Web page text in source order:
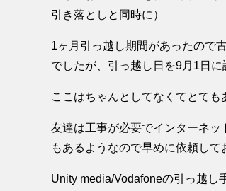
引き落としと同時に）
1ヶ月引っ越し期間があったので
でしたが、引っ越し日を9月1日
ここはちゃんとしてなくてとても
友達は工事が必要でインターネ
もあるようなので早めに依頼して
Unity media/Vodafoneの引っ越し